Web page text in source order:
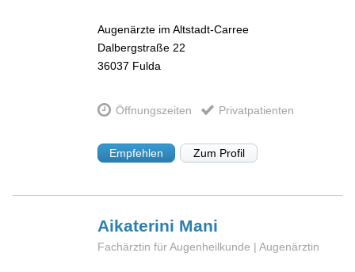
Augenärzte im Altstadt-Carree
Dalbergstraße 22
36037 Fulda
Öffnungszeiten Privatpatienten
Empfehlen Zum Profil
Aikaterini Mani
Fachärztin für Augenheilkunde | Augenärztin